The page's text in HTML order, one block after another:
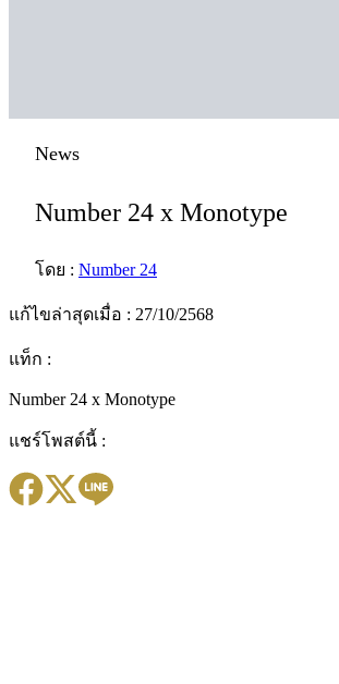
News
Number 24 x Monotype
โดย : Number 24
แก้ไขล่าสุดเมื่อ : 27/10/2568
แท็ก :
Number 24 x Monotype
แชร์โพสต์นี้ :